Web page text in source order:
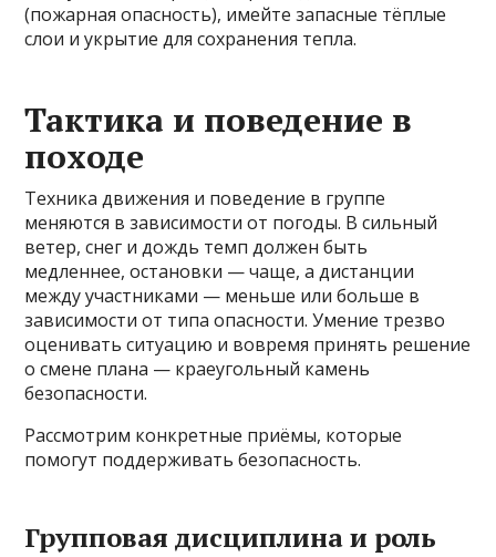
(пожарная опасность), имейте запасные тёплые
слои и укрытие для сохранения тепла.
Тактика и поведение в
походе
Техника движения и поведение в группе
меняются в зависимости от погоды. В сильный
ветер, снег и дождь темп должен быть
медленнее, остановки — чаще, а дистанции
между участниками — меньше или больше в
зависимости от типа опасности. Умение трезво
оценивать ситуацию и вовремя принять решение
о смене плана — краеугольный камень
безопасности.
Рассмотрим конкретные приёмы, которые
помогут поддерживать безопасность.
Групповая дисциплина и роль